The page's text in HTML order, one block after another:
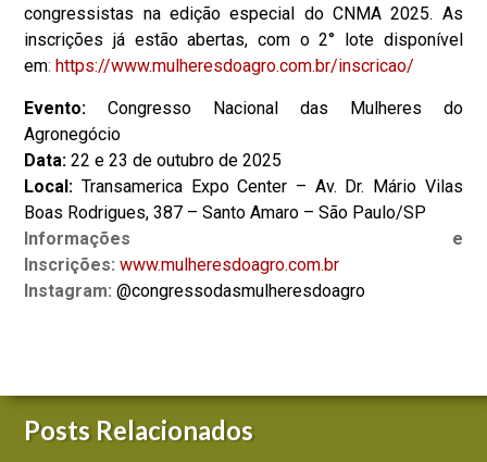
congressistas na edição especial do CNMA 2025. As
inscrições já estão abertas, com o 2° lote disponível
em: https://www.mulheresdoagro.com.br/inscricao/
Evento: Congresso Nacional das Mulheres do
Agronegócio
Data: 22 e 23 de outubro de 2025
Local: Transamerica Expo Center – Av. Dr. Mário Vilas
Boas Rodrigues, 387 – Santo Amaro – São Paulo/SP
Informações e
Inscrições: www.mulheresdoagro.com.br
Instagram: @congressodasmulheresdoagro
Posts Relacionados